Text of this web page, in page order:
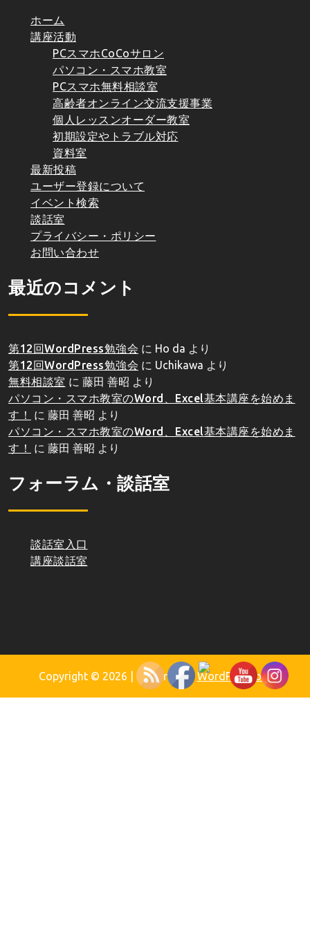
ホーム
講座活動
PCスマホCoCoサロン
パソコン・スマホ教室
PCスマホ無料相談室
高齢者オンライン交流支援事業
個人レッスンオーダー教室
初期設定やトラブル対応
資料室
最新投稿
ユーザー登録について
イベント検索
談話室
プライバシー・ポリシー
お問い合わせ
最近のコメント
第12回WordPress勉強会 に Ho da より
第12回WordPress勉強会 に Uchikawa より
無料相談室 に 藤田 善昭 より
パソコン・スマホ教室のWord、Excel基本講座を始めま
す！
に 藤田 善昭 より
パソコン・スマホ教室のWord、Excel基本講座を始めま
す！
に 藤田 善昭 より
フォーラム・談話室
談話室入口
講座談話室
Copyright © 2026 | Powered byWordPress.org